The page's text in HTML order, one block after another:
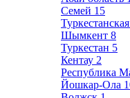
Семей 15
Шымкент 8
Туркестан 5
Кентау 2
Республика
Йошкар-Ола